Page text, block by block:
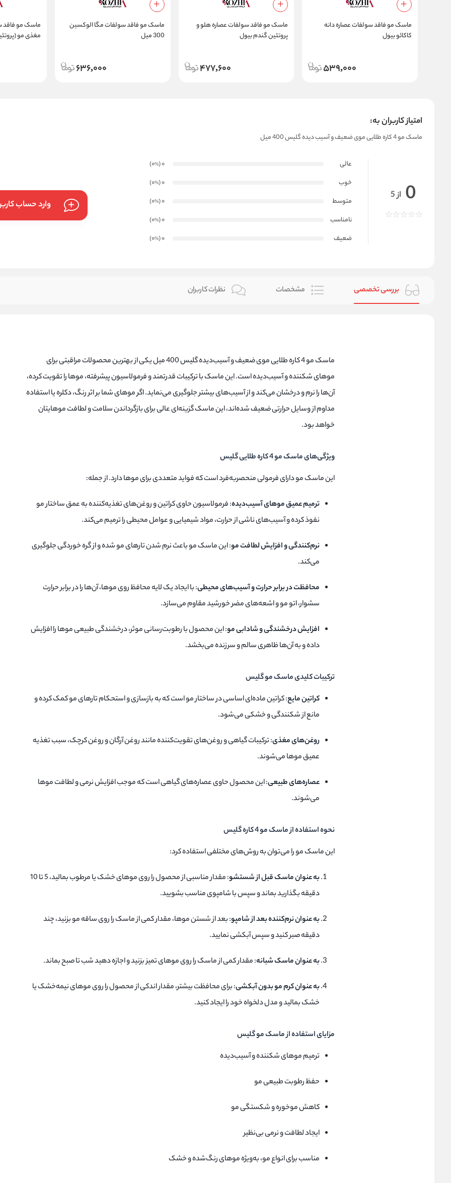
ماسک مو فاقد سولفات عصاره دانه
کاکائو بیول
539,000
ماسک مو فاقد سولفات عصاره هلو و
پروتئین گندم بیول
477,600
ماسک مو فاقد سولفات مگا الوکسین
300 میل
636,000
ماسک مو فاقد
مغذی مو
امتیاز کاربران به:
ماسک مو 4 کاره طلایی موی ضعیف و آسیب دیده گلیس 400 میل
0 از 5
عالی 0
(0
%
)
خوب
0
(0
%
)
متوسط
0
(0
%
)
نامناسب
0
(0
%
)
ضعیف
0
(0
%
)
وارد حساب
بررسی تخصصی مشخصات نظرات کاربران
ماسک مو 4 کاره طلایی موی ضعیف و آسیب‌دیده گلیس 400 میل یکی از بهترین محصولات مراقبتی برای
موهای شکننده و آسیب‌دیده است. این ماسک با ترکیبات قدرتمند و فرمولاسیون پیشرفته، موها را تقویت کرده،
آن‌ها را نرم و درخشان می‌کند و از آسیب‌های بیشتر جلوگیری می‌نماید. اگر موهای شما بر اثر رنگ، دکلره یا استفاده
مداوم از وسایل حرارتی ضعیف شده‌اند، این ماسک گزینه‌ای عالی برای بازگرداندن سلامت و لطافت موهایتان
خواهد بود.
ویژگی‌های ماسک مو 4 کاره طلایی گلیس
این ماسک مو دارای فرمولی منحصر‌به‌فرد است که فواید متعددی برای موها دارد. از جمله:
ترمیم عمیق موهای آسیب‌دیده: فرمولاسیون حاوی کراتین و روغن‌های تغذیه‌کننده به عمق ساختار مو
نفوذ کرده و آسیب‌های ناشی از حرارت، مواد شیمیایی و عوامل محیطی را ترمیم می‌کند.
نرم‌کنندگی و افزایش لطافت مو: این ماسک مو باعث نرم شدن تارهای مو شده و از گره خوردگی جلوگیری
می‌کند.
محافظت در برابر حرارت و آسیب‌های محیطی: با ایجاد یک لایه محافظ روی موها، آن‌ها را در برابر حرارت
سشوار، اتو مو و اشعه‌های مضر خورشید مقاوم می‌سازد.
افزایش درخشندگی و شادابی مو: این محصول با رطوبت‌رسانی موثر، درخشندگی طبیعی موها را افزایش
داده و به آن‌ها ظاهری سالم و سرزنده می‌بخشد.
ترکیبات کلیدی ماسک مو گلیس
کراتین مایع: کراتین ماده‌ای اساسی در ساختار مو است که به بازسازی و استحکام تارهای مو کمک کرده و
مانع از شکنندگی و خشکی می‌شود.
روغن‌های مغذی: ترکیبات گیاهی و روغن‌های تقویت‌کننده مانند روغن آرگان و روغن کرچک، سبب تغذیه
عمیق موها می‌شوند.
عصاره‌های طبیعی: این محصول حاوی عصاره‌های گیاهی است که موجب افزایش نرمی و لطافت موها
می‌شوند.
نحوه استفاده از ماسک مو 4 کاره گلیس
این ماسک مو را می‌توان به روش‌های مختلفی استفاده کرد:
به عنوان ماسک قبل از شستشو
: مقدار مناسبی از محصول را روی موهای خشک یا مرطوب بمالید، 5 تا 10
دقیقه بگذارید بماند و سپس با شامپوی مناسب بشویید.
به عنوان نرم‌کننده بعد از شامپو: بعد از شستن موها، مقدار کمی از ماسک را روی ساقه مو بزنید، چند
دقیقه صبر کنید و سپس آبکشی نمایید.
به عنوان ماسک شبانه: مقدار کمی از ماسک را روی موهای تمیز بزنید و اجازه دهید شب تا صبح بماند.
به عنوان کرم مو بدون آبکشی: برای محافظت بیشتر، مقدار اندکی از محصول را روی موهای نیمه‌خشک یا
خشک بمالید و مدل دلخواه خود را ایجاد کنید.
مزایای استفاده از ماسک مو گلیس
ترمیم موهای شکننده و آسیب‌دیده
حفظ رطوبت طبیعی مو
کاهش موخوره و شکستگی مو
ایجاد لطافت و نرمی بی‌نظیر
مناسب برای انواع مو، به‌ویژه موهای رنگ‌شده و خشک